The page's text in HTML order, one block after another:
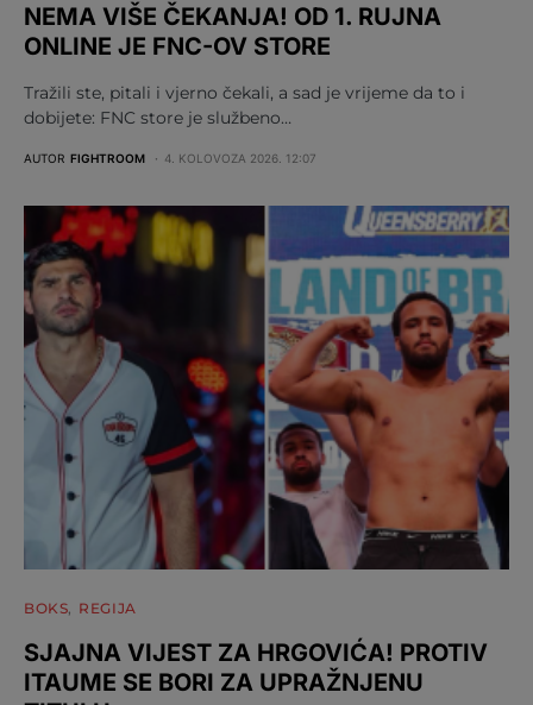
NEMA VIŠE ČEKANJA! OD 1. RUJNA
ONLINE JE FNC-OV STORE
Tražili ste, pitali i vjerno čekali, a sad je vrijeme da to i
dobijete: FNC store je službeno…
AUTOR FIGHTROOM 4. KOLOVOZA 2026. 12:07
BOKS REGIJA
SJAJNA VIJEST ZA HRGOVIĆA! PROTIV
ITAUME SE BORI ZA UPRAŽNJENU